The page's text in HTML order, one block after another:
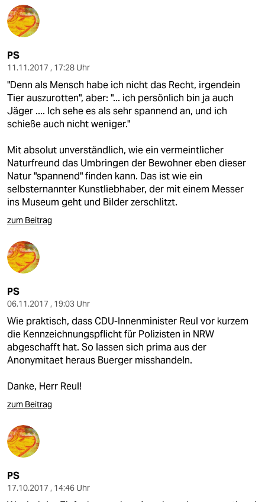
PS
11.11.2017 , 17:28 Uhr
"Denn als Mensch habe ich nicht das Recht, irgendein
Tier auszurotten", aber: "... ich persönlich bin ja auch
Jäger .... Ich sehe es als sehr spannend an, und ich
schieße auch nicht weniger."
Mit absolut unverständlich, wie ein vermeintlicher
Naturfreund das Umbringen der Bewohner eben dieser
Natur "spannend" finden kann. Das ist wie ein
selbsternannter Kunstliebhaber, der mit einem Messer
ins Museum geht und Bilder zerschlitzt.
zum Beitrag
PS
06.11.2017 , 19:03 Uhr
Wie praktisch, dass CDU-Innenminister Reul vor kurzem
die Kennzeichnungspflicht für Polizisten in NRW
abgeschafft hat. So lassen sich prima aus der
Anonymitaet heraus Buerger misshandeln.
Danke, Herr Reul!
zum Beitrag
PS
17.10.2017 , 14:46 Uhr